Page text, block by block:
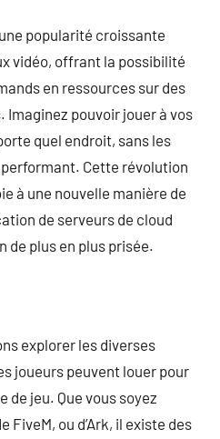
popularité croissante
vidéo, offrant la possibilité
en ressources sur des
Imaginez pouvoir jouer à vos
quel endroit, sans les
Cette révolution
à une nouvelle manière de
de serveurs de cloud
de plus en plus prisée.
explorer les diverses
joueurs peuvent louer pour
de jeu. Que vous soyez
FiveM, ou d’Ark, il existe des